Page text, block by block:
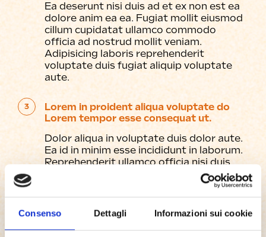
Consenso Dettagli Informazioni sui cookie
Ea deserunt nisi duis ad et ex non est ea
dolore anim ea ea. Fugiat mollit eiusmod
cillum cupidatat ullamco commodo
officia ad nostrud mollit veniam.
Adipisicing laboris reprehenderit
voluptate duis fugiat aliquip voluptate
aute.
3
Lorem in proident aliqua voluptate do
Lorem tempor esse consequat ut.
Dolor aliqua in voluptate duis dolor aute.
Ea id in minim esse incididunt in laborum.
Reprehenderit ullamco officia nisi duis
commodo sit mollit sunt aute nulla non
4
Est exercitation ipsum occaecat et anim
sunt magna.